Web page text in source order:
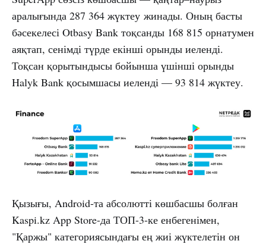
аралығында 287 364 жүктеу жинады. Оның басты
бәсекелесі Otbasy Bank тоқсанды 168 815 орнатумен
аяқтап, сенімді түрде екінші орынды иеленді.
Тоқсан қорытындысы бойынша үшінші орынды
Halyk Bank қосымшасы иеленді — 93 814 жүктеу.
Қызығы, Android-та абсолютті көшбасшы болған
Kaspi.kz App Store-да ТОП-3-ке енбегенімен,
"Қаржы" категориясындағы ең жиі жүктелетін он